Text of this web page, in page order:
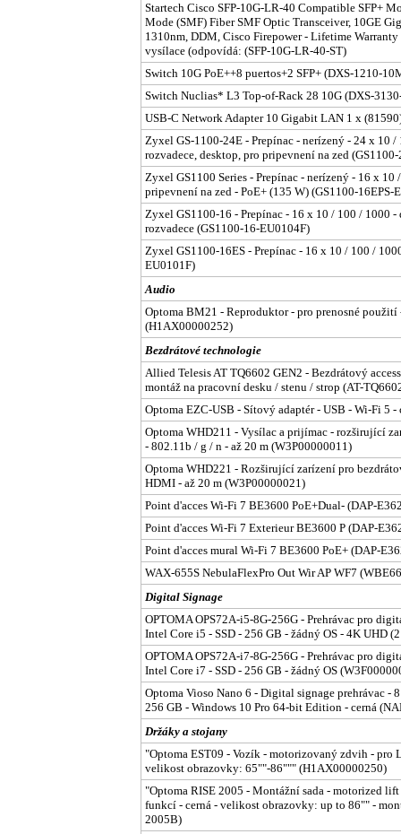
Startech Cisco SFP-10G-LR-40 Compatible SFP+
Mode (SMF) Fiber SMF Optic Transceiver, 10GE
1310nm, DDM, Cisco Firepower - Lifetime
vysílace (odpovídá: (SFP-10G-LR-40-ST)
Switch 10G PoE++8 puertos+2 SFP+ (DXS-1210-
Switch Nuclias* L3 Top-of-Rack 28 10G (DXS-
USB-C Network Adapter 10 Gigabit LAN 1 x
Zyxel GS-1100-24E - Prepínac - nerízený - 24 x 10
rozvadece, desktop, pro pripevnení na zed
Zyxel GS1100 Series - Prepínac - nerízený - 16 x
pripevnení na zed - PoE+ (135 W) (GS1100-16EPS-
Zyxel GS1100-16 - Prepínac - 16 x 10 / 100 / 1000
rozvadece (GS1100-16-EU0104F)
Zyxel GS1100-16ES - Prepínac - 16 x 10 / 100 /
EU0101F)
Audio
Optoma BM21 - Reproduktor - pro prenosné
(H1AX00000252)
Bezdrátové technologie
Allied Telesis AT TQ6602 GEN2 - Bezdrátový
montáž na pracovní desku / stenu / strop (AT-
Optoma EZC-USB - Sítový adaptér - USB - Wi-Fi 5 -
Optoma WHD211 - Vysílac a prijímac - rozširující
- 802.11b / g / n - až 20 m (W3P00000011)
Optoma WHD221 - Rozširující zarízení pro
HDMI - až 20 m (W3P00000021)
Point d'acces Wi-Fi 7 BE3600 PoE+Dual- (DAP-
Point d'acces Wi-Fi 7 Exterieur BE3600 P (DAP-
Point d'acces mural Wi-Fi 7 BE3600 PoE+ (DAP-
WAX-655S NebulaFlexPro Out Wir AP WF7
Digital Signage
OPTOMA OPS72A-i5-8G-256G - Prehrávac pro
Intel Core i5 - SSD - 256 GB - žádný OS - 4K UHD
OPTOMA OPS72A-i7-8G-256G - Prehrávac pro
Intel Core i7 - SSD - 256 GB - žádný OS
Optoma Vioso Nano 6 - Digital signage prehrávac -
256 GB - Windows 10 Pro 64-bit Edition - cerná
Držáky a stojany
"Optoma EST09 - Vozík - motorizovaný zdvih - pro
velikost obrazovky: 65""-86""" (H1AX00000250)
"Optoma RISE 2005 - Montážní sada - motorized
funkcí - cerná - velikost obrazovky: up to 86"" -
2005B)